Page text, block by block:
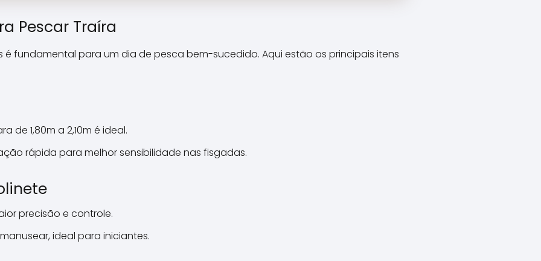
\\"cabeleiras\\\\\\\\\\\\\\
\\\\\\\\\\\\\\\\\\\\\\\\\
\\\\\\\\\\\\\\\\\\\\\\\\\
\\\\\\\\\\\\\\\\\\\\\\\\\
Pescar Traíra
fundamental para um dia de pesca bem-sucedido. Aqui estão os principais itens
de 1,80m a 2,10m é ideal.
rápida para melhor sensibilidade nas fisgadas.
precisão e controle.
ideal para iniciantes.